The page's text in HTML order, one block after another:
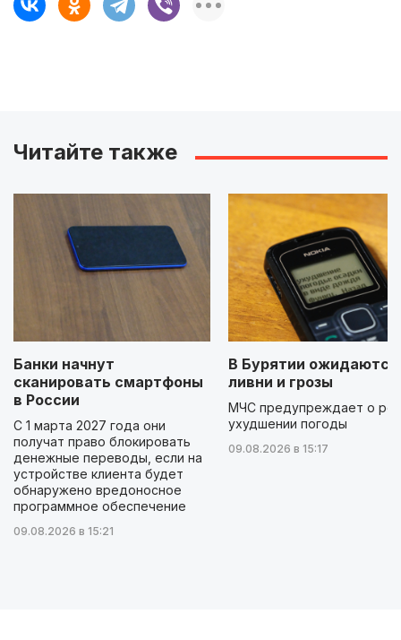
Читайте также
Банки начнут
сканировать смартфоны
в России
С 1 марта 2027 года они
получат право блокировать
денежные переводы, если на
устройстве клиента будет
обнаружено вредоносное
программное обеспечение
09.08.2026 в 15:21
В Бурятии ожидаются
ливни и грозы
МЧС предупреждает о
ухудшении погоды
09.08.2026 в 15:17